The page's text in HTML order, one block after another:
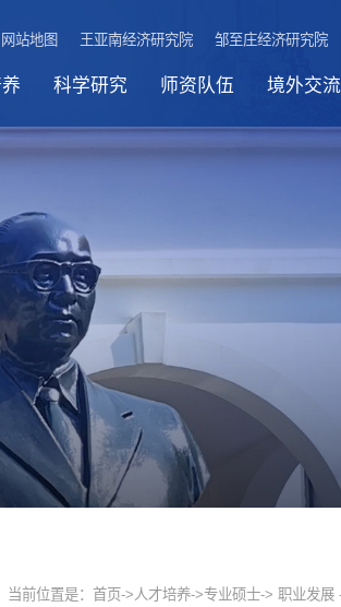
网站地图 王亚南经济研究院 邹至庄经济研究院
科学研究 师资队伍 境外交流
当前位置是： 首页-> 人才培养->专业硕士-> 职业发展